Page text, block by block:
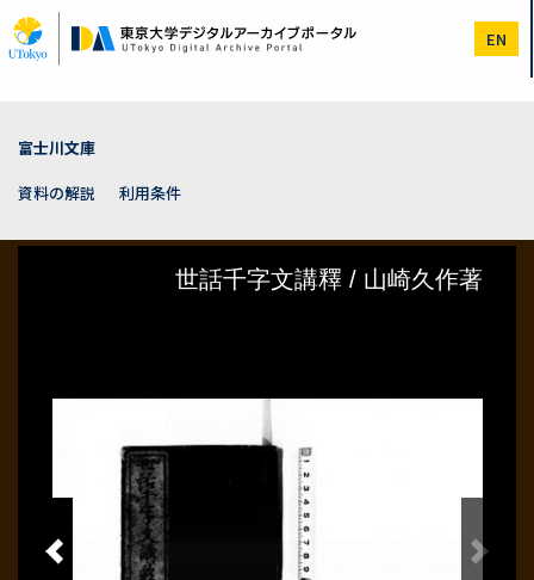
イ
ン
EN
富士川文庫
資料の解説
利用条件